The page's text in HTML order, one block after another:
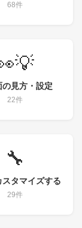
68件
の見方・設定
22件
🔧
スタマイズする
29件